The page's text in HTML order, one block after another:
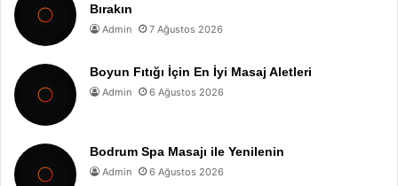
Bırakın
Admin 7 Ağustos 2026
Boyun Fıtığı İçin En İyi Masaj Aletleri
Admin 6 Ağustos 2026
Bodrum Spa Masajı ile Yenilenin
Admin 6 Ağustos 2026